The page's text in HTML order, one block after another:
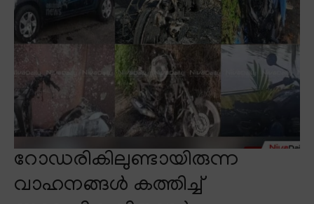
റോഡരികിലുണ്ടായിരുന്ന
വാഹനങ്ങൾ കത്തിച്ച്